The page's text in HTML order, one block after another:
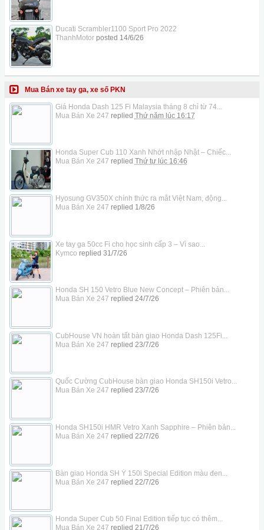
Ducati Scrambler1100 Sport Pro 2022
ThanhMotorposted 14/6/26
Mua Bán xe tay ga, xe số PKN
Giá Honda Dash 125 Fi Malaysia tháng 8 chỉ từ 74...
Mua Bán Xe 247 replied Thứ năm lúc 16:17
Honda Super Cub 110 Xanh Nhớt nhập Nhật – Chiếc...
Mua Bán Xe 247 replied Thứ tư lúc 16:46
Hyosung GV350X chính thức ra mắt Việt Nam, động...
Mua Bán Xe 247 replied 1/8/26
Xe tay ga 50cc Fi cho học sinh cấp 3 – Vì sao...
Kymco replied 31/7/26
Honda SH 150 Vetro Blue New Concept – Phiên bản...
Mua Bán Xe 247 replied 24/7/26
CubHouse VN hoàn tất bàn giao Honda Dash 125Fi...
Mua Bán Xe 247 replied 23/7/26
Quốc Cường CubHouse bàn giao Honda SH150i Vetro...
Mua Bán Xe 247 replied 23/7/26
Honda SH150i HMR Vetro Xanh Sapphire – Phiên bản...
Mua Bán Xe 247 replied 22/7/26
Bàn giao Honda SH Ý 150i Special Edition màu đen...
Mua Bán Xe 247 replied 22/7/26
Honda Super Cub 50 Final Edition tiếp tục có thêm...
Mua Bán Xe 247 replied 21/7/26